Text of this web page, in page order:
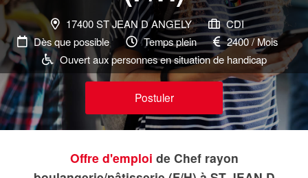
17400 ST JEAN D ANGELY
CDI
Dès que possible
Temps plein
2400 / Mois
Ouvert aux personnes en situation de handicap
Postuler
Offre d'emploi de Chef rayon